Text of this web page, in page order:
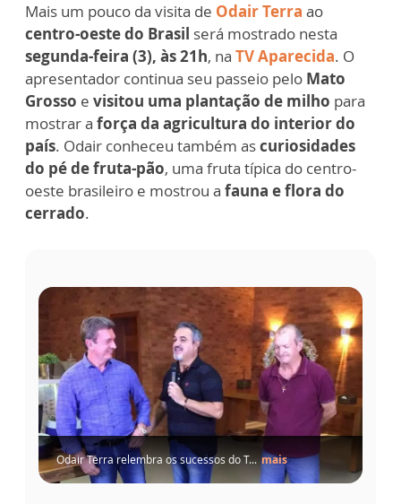
Mais um pouco da visita de Odair Terra ao
centro-oeste do Brasil será mostrado nesta
segunda-feira (3), às 21h, na TV Aparecida. O
apresentador continua seu passeio pelo Mato
Grosso e visitou uma plantação de milho para
mostrar a força da agricultura do interior do
país. Odair conheceu também ascuriosidades
do pé de fruta-pão, uma fruta típica do centro-
oeste brasileiro e mostrou a fauna e flora do
cerrado.
Odair Terra relembra os sucessos do T... mais